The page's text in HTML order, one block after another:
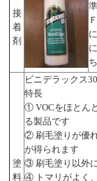
接
着
剤
塗
料
ビニデラックス
特長
① VOCをほとん
る製品です
② 刷毛塗りが優
が得られます
③ 刷毛塗り以外
④ トマリがよく